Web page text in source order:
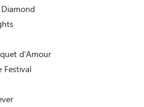
d’Amour
Festival